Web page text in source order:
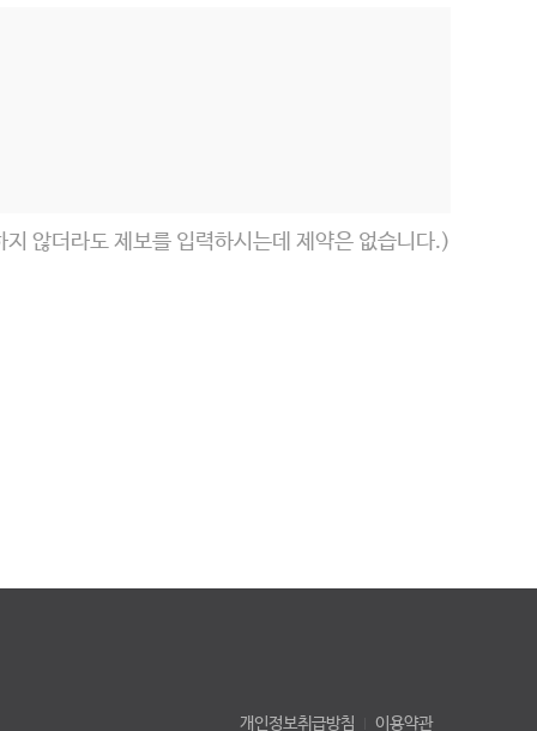
않더라도 제보를 입력하시는데 제약은 없습니다.)
개인정보취급방침 이용약관